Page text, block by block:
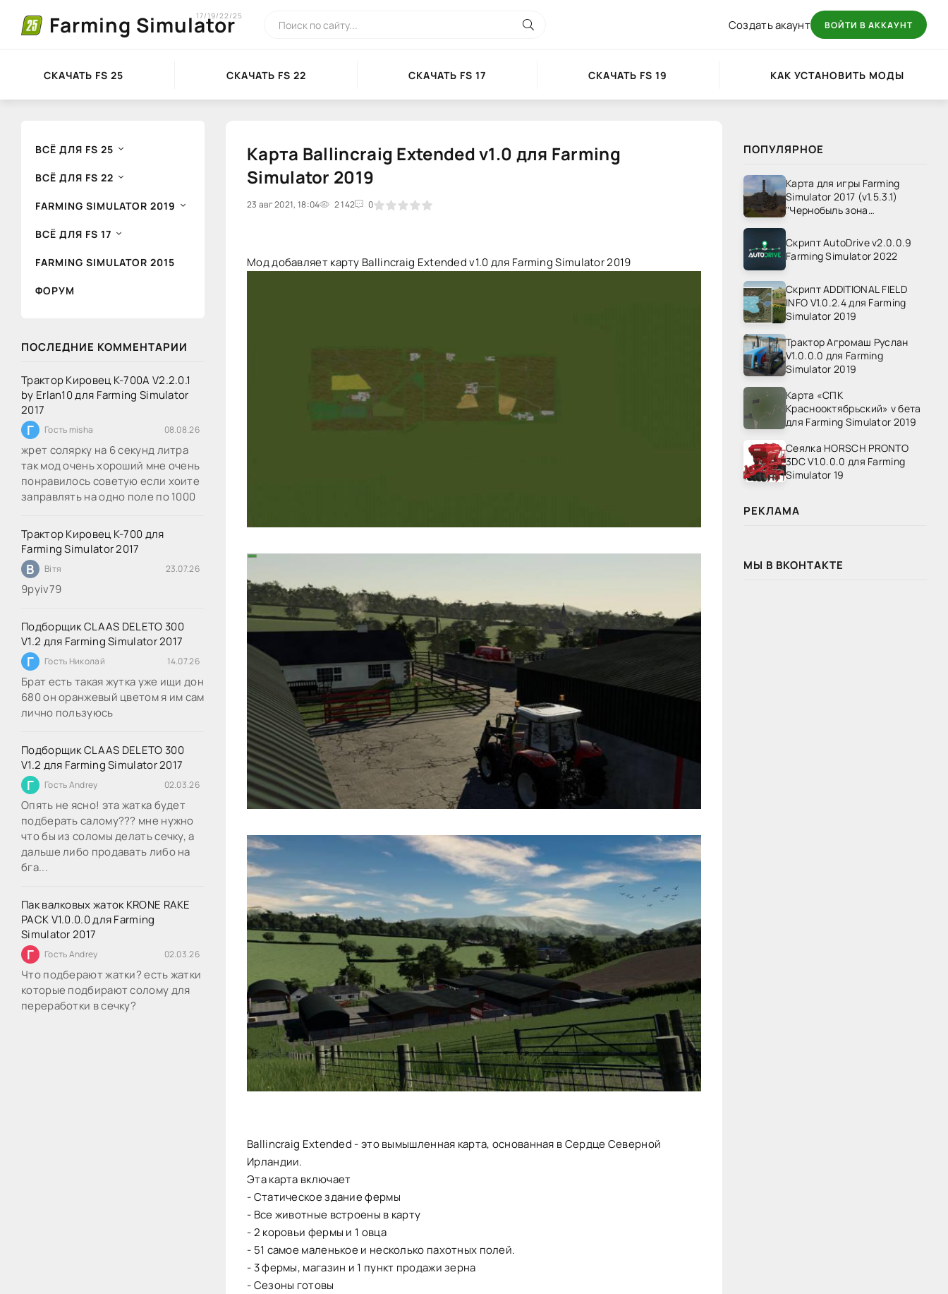
Farming Simulator
17/19/22/25
Создать акаунт ВОЙТИ В АККАУНТ
СКАЧАТЬ FS 25 СКАЧАТЬ FS 22 СКАЧАТЬ FS 17 СКАЧАТЬ FS 19 КАК УСТАНОВИТЬ МОДЫ
ВСЁ ДЛЯ FS 25
ВСЁ ДЛЯ FS 22
FARMING SIMULATOR 2019
ВСЁ ДЛЯ FS 17
FARMING SIMULATOR 2015
ФОРУМ
ПОСЛЕДНИЕ КОММЕНТАРИИ
Трактор Кировец К-700А V2.2.0.1
by Erlan10 для Farming Simulator
2017
Г Гость misha 08.08.26
жрет солярку на 6 секунд литра
так мод очень хороший мне очень
понравилось советую если хоите
заправлять на одно поле по 1000
Трактор Кировец К-700 для
Farming Simulator 2017
В Вітя 23.07.26
9руіv79
Подборщик CLAAS DELETO 300
V1.2 для Farming Simulator 2017
Г Гость Николай 14.07.26
Брат есть такая жутка уже ищи дон
680 он оранжевый цветом я им сам
лично пользуюсь
Подборщик CLAAS DELETO 300
V1.2 для Farming Simulator 2017
Г Гость Andrey 02.03.26
Опять не ясно! эта жатка будет
подберать салому??? мне нужно
что бы из соломы делать сечку, а
дальше либо продавать либо на
бга...
Пак валковых жаток KRONE RAKE
PACK V1.0.0.0 для Farming
Simulator 2017
Г Гость Andrey 02.03.26
Что подберают жатки? есть жатки
которые подбирают солому для
переработки в сечку?
Карта Ballincraig Extended v1.0 для Farming
Simulator 2019
23 авг 2021, 18:04 2 142 0
1 2 3 4 5
Мод добавляет карту Ballincraig Extended v1.0 для Farming Simulator 2019
Ballincraig Extended - это вымышленная карта, основанная в Сердце Северной
Ирландии.
Эта карта включает
- Статическое здание фермы
- Все животные встроены в карту
- 2 коровьи фермы и 1 овца
- 51 самое маленькое и несколько пахотных полей.
- 3 фермы, магазин и 1 пункт продажи зерна
- Сезоны готовы
ПОПУЛЯРНОЕ
Карта для игры Farming
Simulator 2017 (v1.5.3.1)
"Чернобыль зона
Скрипт AutoDrive v2.0.0.9
Farming Simulator 2022
Скрипт ADDITIONAL FIELD
INFO V1.0.2.4 для Farming
Simulator 2019
Трактор Агромаш Руслан
V1.0.0.0 для Farming
Simulator 2019
Карта «СПК
Краснооктябрьский» v бета
для Farming Simulator 2019
Сеялка HORSCH PRONTO
3DC V1.0.0.0 для Farming
Simulator 19
РЕКЛАМА
МЫ В ВКОНТАКТЕ